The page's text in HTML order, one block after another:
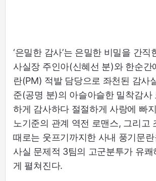
‘은밀한 감사’는 은밀한 비밀을 간직
사실장 주인아(신혜선 분)와 한순간
란(PM) 적발 담당으로 좌천된 감사
준(공명 분)의 아슬아슬한 밀착감사
하게 감사하다 절절하게 사랑에 빠
노기준의 관계 역전 로맨스, 그리고
때로는 웃프기까지한 사내 풍기문
사실 문제적 3팀의 고군분투가 유
게 펼쳐진다.